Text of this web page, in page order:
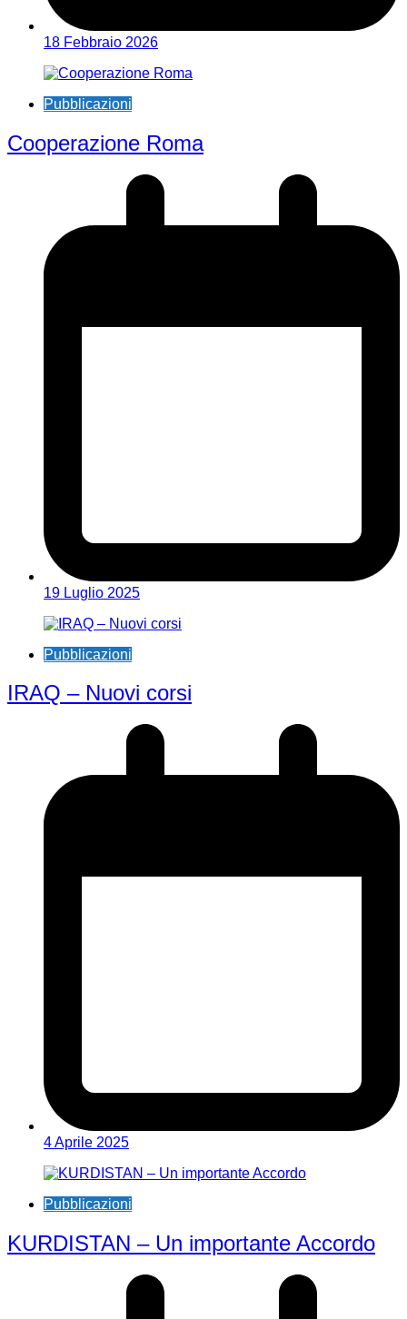
18 Febbraio 2026
Pubblicazioni
Cooperazione Roma
19 Luglio 2025
Pubblicazioni
IRAQ – Nuovi corsi
4 Aprile 2025
Pubblicazioni
KURDISTAN – Un importante Accordo